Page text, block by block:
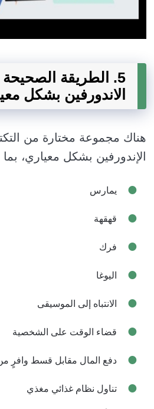
5. الطريقة الصحيحة
الاندورفين بشكل
هناك مجموعة مختارة من
الإندورفين بشكل معياري،
يمارس
قهقهة
فرك
اليوغا
الانتباه إلى الموسيقى
قضاء الوقت على الشخصية
دفع المال مقابل قسط وافرٍ من
تناول نظام غذائي مغذي